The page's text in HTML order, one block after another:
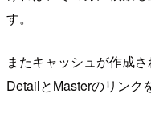
す。
またキャッシュが作成
DetailとMasterのリンク